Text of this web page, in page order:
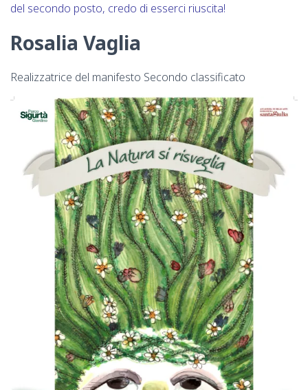
del secondo posto, credo di esserci riuscita!
Rosalia Vaglia
Realizzatrice del manifesto Secondo classificato